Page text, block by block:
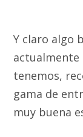
Y claro algo
actualmente
tenemos,
gama de
muy buena